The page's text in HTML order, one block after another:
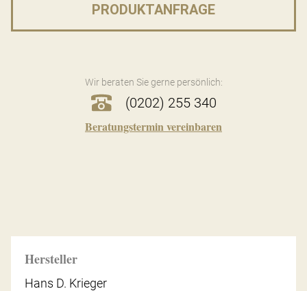
PRODUKTANFRAGE
Wir beraten Sie gerne persönlich:
(0202) 255 340
Beratungstermin vereinbaren
Hersteller
Hans D. Krieger